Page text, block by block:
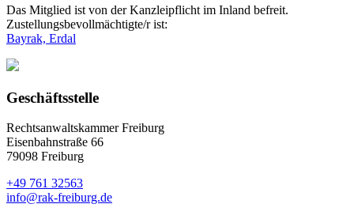
Das Mitglied ist von der Kanzleipflicht im Inland befreit.
Zustellungsbevollmächtigte/r ist:
Bayrak, Erdal
Geschäftsstelle
Rechtsanwaltskammer Freiburg
Eisenbahnstraße 66
79098 Freiburg
+49 761 32563
info@rak-freiburg.de